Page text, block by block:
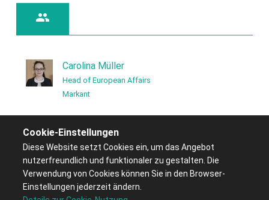

Carolina Müller
Head of European Affairs
Markant
Cookie-Einstellungen
Diese Website setzt Cookies ein, um das Angebot
nutzerfreundlich und funktionaler zu gestalten. Die
Verwendung von Cookies können Sie in den Browser-
Einstellungen jederzeit ändern.